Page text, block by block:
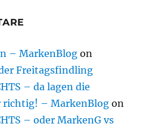
– MarkenBlog on
Freitagsfindling
– da lagen die
richtig! – MarkenBlog on
– oder MarkenG vs